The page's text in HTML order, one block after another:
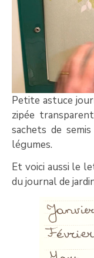
Petite astuce
zipée
sachets de
légumes.
Et voici aussi le
du journal de